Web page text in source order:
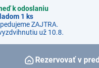
k odoslaniu
1 ks
ZAJTRA.
už 10.8.
Rezervovať v